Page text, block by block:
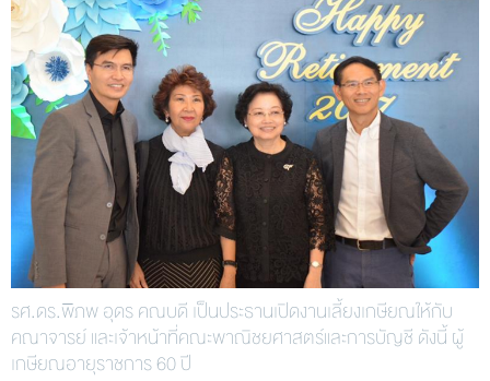
รศ.ดร.พิภพ อุดร คณบดี เป็นประธานเปิดงานเลี้ยงเกษียณให้กับ
คณาจารย์ และเจ้าหน้าที่คณะพาณิชยศาสตร์และการบัญชี ดังนี้ ผู้
เกษียณอายุราชการ 60 ปี